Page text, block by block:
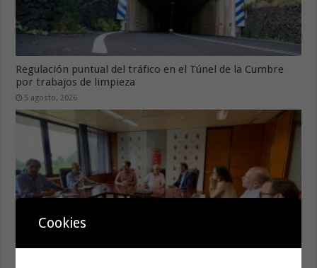
Regulación puntual del tráfico en el Túnel de la Cumbre
por trabajos de limpieza
5 agosto, 2026
Cookies